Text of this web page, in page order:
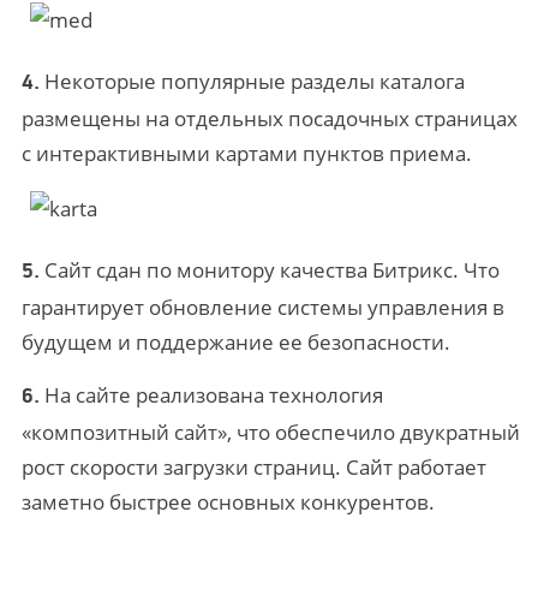
4. Некоторые популярные разделы каталога
размещены на отдельных посадочных страницах
с интерактивными картами пунктов приема.
5. Сайт сдан по монитору качества Битрикс. Что
гарантирует обновление системы управления в
будущем и поддержание ее безопасности.
6. На сайте реализована технология
«композитный сайт», что обеспечило двукратный
рост скорости загрузки страниц. Сайт работает
заметно быстрее основных конкурентов.